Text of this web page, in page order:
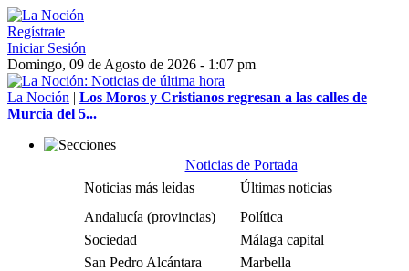
Regístrate
Iniciar Sesión
Domingo, 09 de Agosto de 2026 - 1:07 pm
La Noción | Los Moros y Cristianos regresan a las calles de
Murcia del 5...
Noticias de Portada
Noticias más leídas
Últimas noticias
Andalucía (provincias)
Política
Sociedad
Málaga capital
San Pedro Alcántara
Marbella